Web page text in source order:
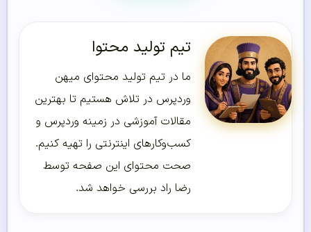
تیم تولید محتوا
ما در تیم تولید محتوای میهن
وردپرس در تلاش هستیم تا بهترین
مقالات آموزشی در زمینه وردپرس و
کسب‌و‌کارهای اینترنتی را تهیه کنیم.
صحت محتوای این صفحه توسط
رضا راد بررسی خواهد شد.